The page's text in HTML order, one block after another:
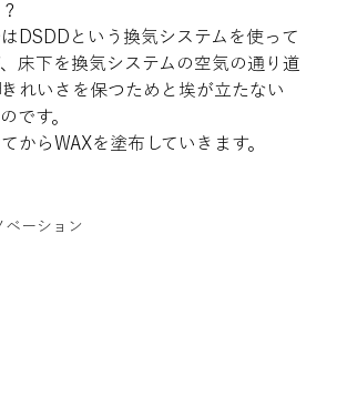
ベーション
DSDDという換気システムを使って
床下を換気システムの空気の通り道
れいさを保つためと埃が立たない
です。
からWAXを塗布していきます。